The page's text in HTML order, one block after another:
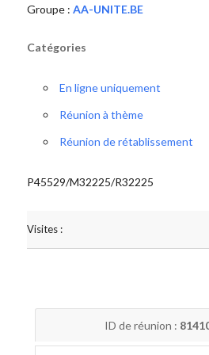
Groupe : AA-UNITE.BE
Catégories
En ligne uniquement
Réunion à thème
Réunion de rétablissement
P45529/M32225/R32225
Visites :
ID de réunion :